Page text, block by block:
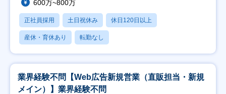
600万~800万
正社員採用 土日祝休み 休日120日以上
産休・育休あり 転勤なし
業界経験不問【Web広告新規営業（直販担当・新規
メイン）】業界経験不問